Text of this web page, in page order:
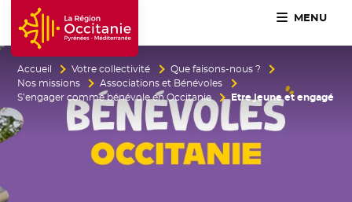
Accueil Région Occitanie / Pyrénées-Méditerranée
MENU
Accueil Votre collectivité
Que faisons-nous ?
Nos missions
Associations et Bénévoles
S’engager comme bénévole en Occitanie
Etre jeune et engagé